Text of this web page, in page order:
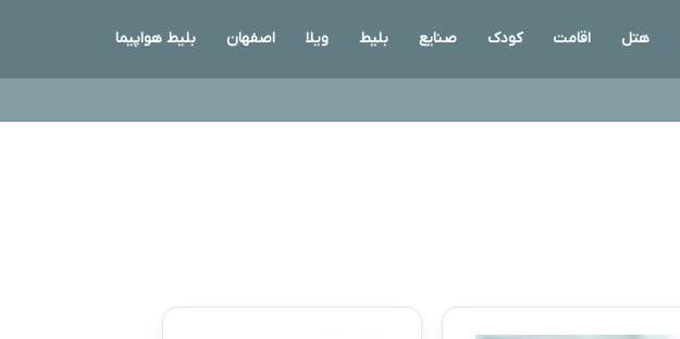
هتل اقامت کودک صنایع بلیط ویلا اصفهان بلیط هواپیما